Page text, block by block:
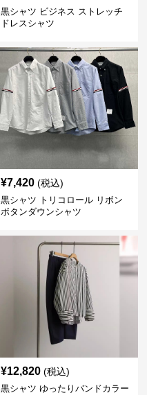
黒シャツ ビジネス ストレッチ
ドレスシャツ
¥7,420 (税込)
黒シャツ トリコロール リボン
ボタンダウンシャツ
¥12,820 (税込)
黒シャツ ゆったりバンドカラー